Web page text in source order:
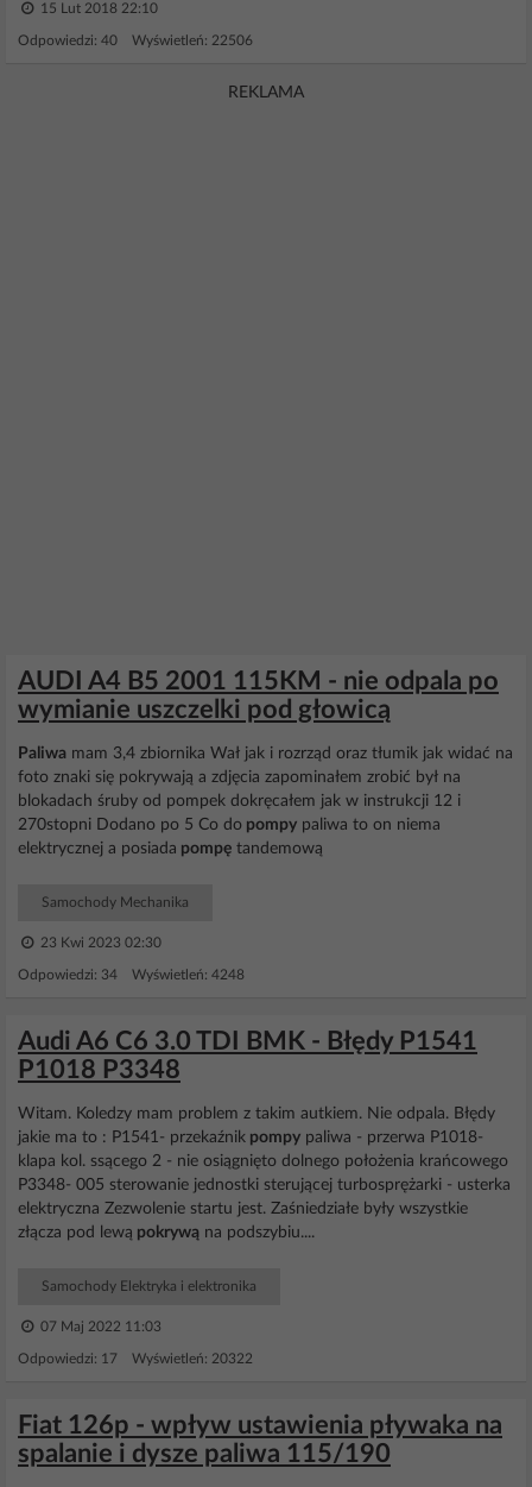
15 Lut 2018 22:10
Odpowiedzi: 40 Wyświetleń: 22506
REKLAMA
AUDI A4 B5 2001 115KM - nie odpala po
wymianie uszczelki pod głowicą
Paliwa mam 3,4 zbiornika Wał jak i rozrząd oraz tłumik jak widać na
foto znaki się pokrywają a zdjęcia zapominałem zrobić był na
blokadach śruby od pompek dokręcałem jak w instrukcji 12 i
270stopni Dodano po 5 Co do pompy paliwa to on niema
elektrycznej a posiada pompę tandemową
Samochody Mechanika
23 Kwi 2023 02:30
Odpowiedzi: 34 Wyświetleń: 4248
Audi A6 C6 3.0 TDI BMK - Błędy P1541
P1018 P3348
Witam. Koledzy mam problem z takim autkiem. Nie odpala. Błędy
jakie ma to : P1541- przekaźnik pompy paliwa - przerwa P1018-
klapa kol. ssącego 2 - nie osiągnięto dolnego położenia krańcowego
P3348- 005 sterowanie jednostki sterującej turbosprężarki - usterka
elektryczna Zezwolenie startu jest. Zaśniedziałe były wszystkie
złącza pod lewą pokrywą na podszybiu....
Samochody Elektryka i elektronika
07 Maj 2022 11:03
Odpowiedzi: 17 Wyświetleń: 20322
Fiat 126p - wpływ ustawienia pływaka na
spalanie i dysze paliwa 115/190